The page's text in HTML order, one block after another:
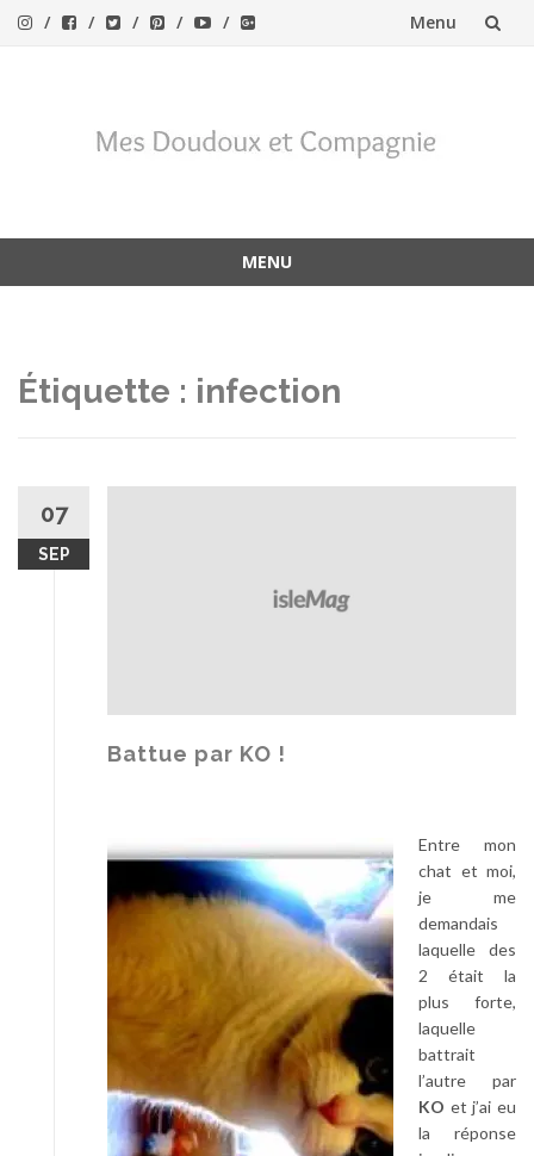
Menu
MENU
Étiquette : infection
07
SEP
Battue par KO !
Entre mon
chat et moi,
je me
demandais
laquelle des
2 était la
plus forte,
laquelle
battrait
l’autre par
KO et j’ai eu
la réponse